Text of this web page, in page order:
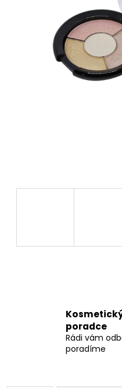
poradce
Rádi vám
poradíme
BODY BY SIMONA MELOUN
RUČNĚ VYRÁBĚNÉ